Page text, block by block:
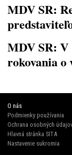
MDV SR:
MDV SR:
rokovania o
O nás
Podmienky používania
Ochrana osobných
Hlavná stránka SITA
Nastavenie sukromia